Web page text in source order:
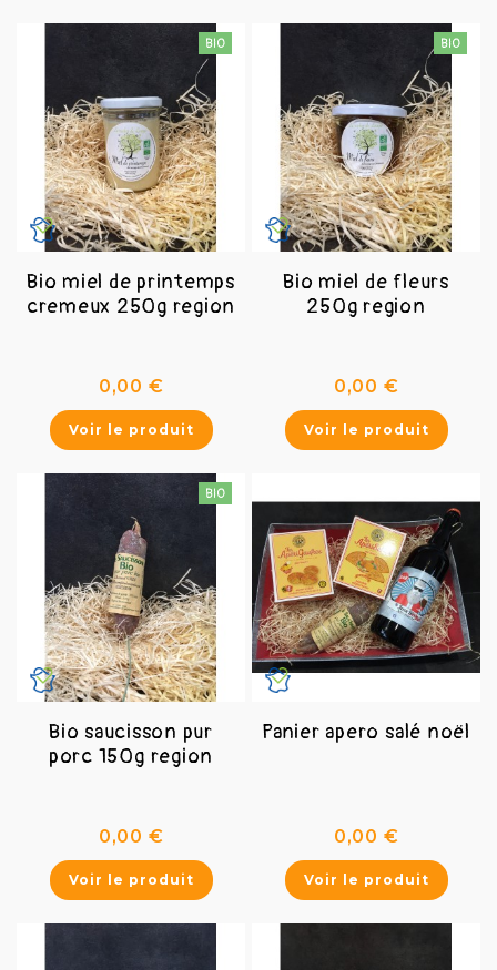
Bio miel de printemps
cremeux 250g region
0,00 €Prix
Voir le produit
Bio miel de fleurs
250g region
0,00 €Prix
Voir le produit
Bio saucisson pur
porc 150g region
0,00 €Prix
Voir le produit
Panier apero salé noël
0,00 €Prix
Voir le produit